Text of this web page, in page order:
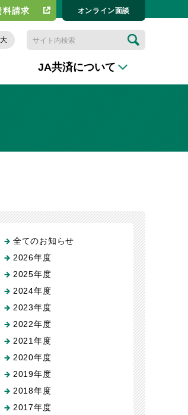
料請求​ オンライン⾯談
JA共済について
全てのお知らせ
2026年度
2025年度
2024年度
2023年度
2022年度
2021年度
2020年度
2019年度
2018年度
2017年度